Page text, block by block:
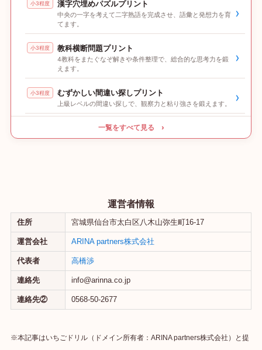
小3程度 漢字穴埋めパズルプリント
中央の一字を考えて二字熟語を完成させ、語彙と発想力を育
てます。
›
小3程度 教科横断問題プリント
4教科をまたぐなぞ解きや条件整理で、総合的な思考力を鍛
えます。
›
小3程度 むずかしい間違い探しプリント
上級レベルの間違い探しで、観察力と粘り強さを鍛えます。 ›
一覧をすべて見る ›
運営者情報
住所 宮城県仙台市太白区八木山弥生町16-17
運営会社 ARINA partners株式会社
代表者 高橋渉
連絡先 info@arinna.co.jp
連絡先② 0568-50-2677
※本記事はいちごドリル（ドメイン所有者：ARINA partners株式会社）と提